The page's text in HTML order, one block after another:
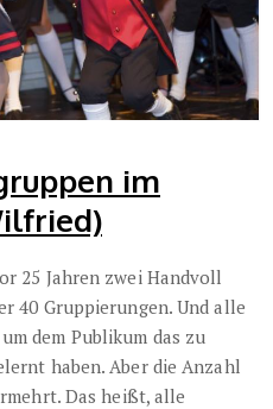
im
25 Jahren zwei Handvoll
40 Gruppierungen. Und alle
dem Publikum das zu
haben. Aber die Anzahl
Das heißt, alle